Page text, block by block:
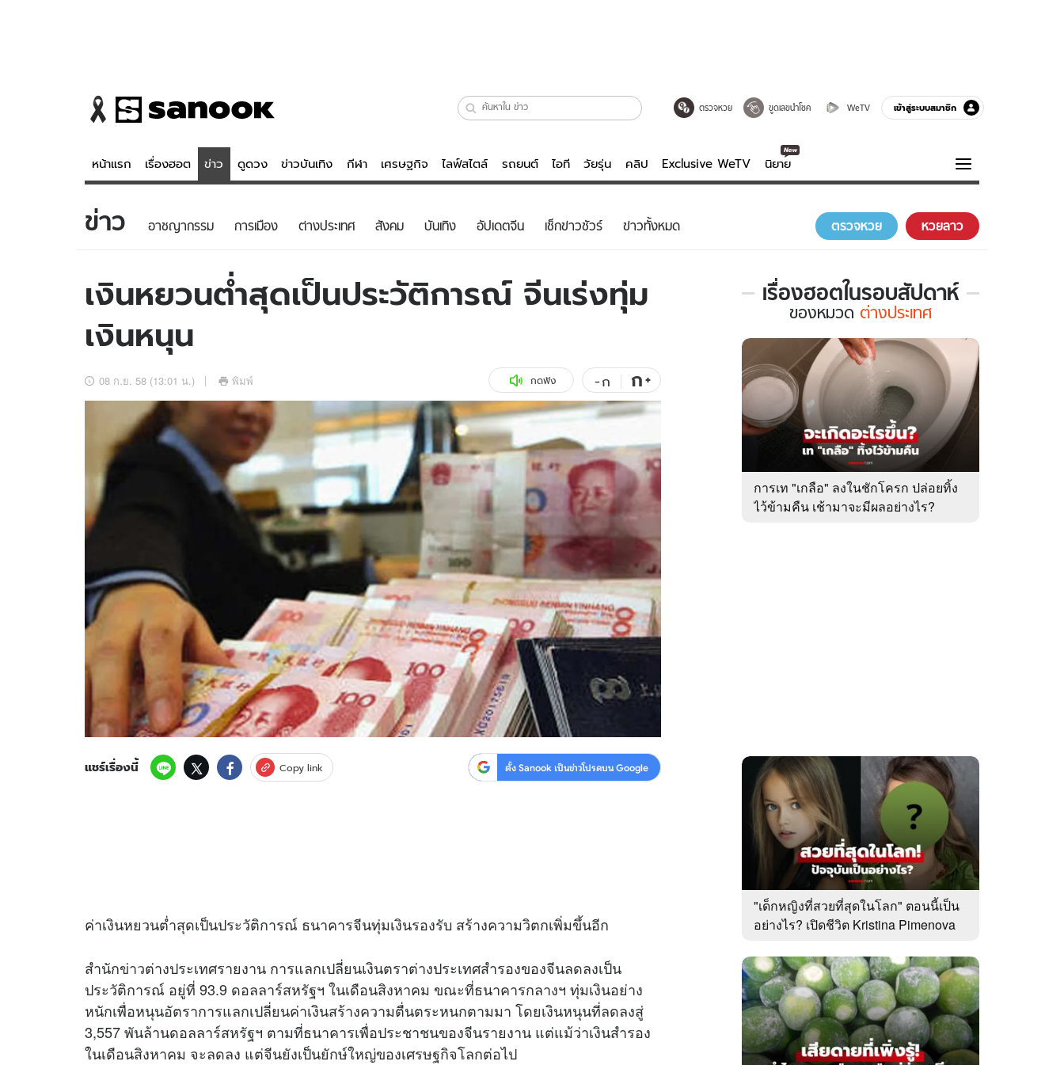
ตรวจหวย ขูดเลขนำโชค WeTV เข้าสู่ระบบสมาชิก
หน้าแรก เรื่องฮอต ข่าว ดูดวง ข่าวบันเทิง กีฬา เศรษฐกิจ ไลฟ์สไตล์ รถยนต์ ไอที วัยรุ่น คลิป Exclusive WeTV นิยาย
ข่าว
ข่าวบันเทิง
ข่าวกีฬา
ข่าวเศรษฐกิจ
อัปเดตจีน
เช็กข่าวชัวร์
ดูดวง - ตรวจหวย
สถิติหวยไทย
ไลฟ์สไตล์
วัยรุ่น
สุขภาพ
เที่ยว-กิน
Tasteful Thailand
Sanook Choice
บันเทิงครบรส
เกมส์
ดูทีวี
WeTV
นิยาย
ความรู้รอบตัว
ฮาวทู
ติดตามสนุกโซเชียลได้ที่
สงวนลิขสิทธิ์ ©2569บริษัท อิมเมจ ฟิวเจอร์ (ประเทศไทย) จำกัด
ข่าว อาชญากรรม การเมือง ต่างประเทศ สังคม บันเทิง อัปเดตจีน เช็กข่าวชัวร์ ข่าวทั้งหมด ตรวจหวย หวยลาว
เงินหยวนต่ำสุดเป็นประวัติการณ์ จีนเร่งทุ่ม
เงินหนุน
08 ก.ย. 58 (13:01 น.) พิมพ์ กดฟัง -ก ก+
แชร์เรื่องนี้ Copy link ตั้ง Sanook เป็นข่าวโปรดบน Google
ค่าเงินหยวนต่ำสุดเป็นประวัติการณ์ ธนาคารจีนทุ่มเงินรองรับ สร้างความวิตกเพิ่มขึ้นอีก
สำนักข่าวต่างประเทศรายงาน การแลกเปลี่ยนเงินตราต่างประเทศสำรองของจีนลดลงเป็น
ประวัติการณ์ อยู่ที่ 93.9 ดอลลาร์สหรัฐฯ ในเดือนสิงหาคม ขณะที่ธนาคารกลางฯ ทุ่มเงินอย่าง
หนักเพื่อหนุนอัตราการแลกเปลี่ยนค่าเงินสร้างความตื่นตระหนกตามมา โดยเงินหนุนที่ลดลงสู่
3,557 พันล้านดอลลาร์สหรัฐฯ ตามที่ธนาคารเพื่อประชาชนของจีนรายงาน แต่แม้ว่าเงินสำรอง
ในเดือนสิงหาคม จะลดลง แต่จีนยังเป็นยักษ์ใหญ่ของเศรษฐกิจโลกต่อไป
เรื่องฮอตในรอบสัปดาห์
เรื่อง
ใน
รอบ
สัปดาห์
ของ
ต่าง
ประเทศ
ของหมวด ต่างประเทศ
การเท "เกลือ" ลงในชักโครก ปล่อยทิ้ง
ไว้ข้ามคืน เช้ามาจะมีผลอย่างไร?
"เด็กหญิงที่สวยที่สุดในโลก" ตอนนี้เป็น
อย่างไร? เปิดชีวิต Kristina Pimenova